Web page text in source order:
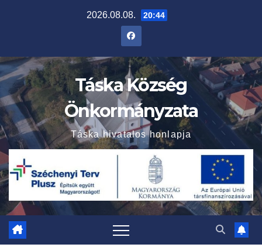
2026.08.08. 20:44
Táska Község
Önkormányzata
Táska hivatalos honlapja